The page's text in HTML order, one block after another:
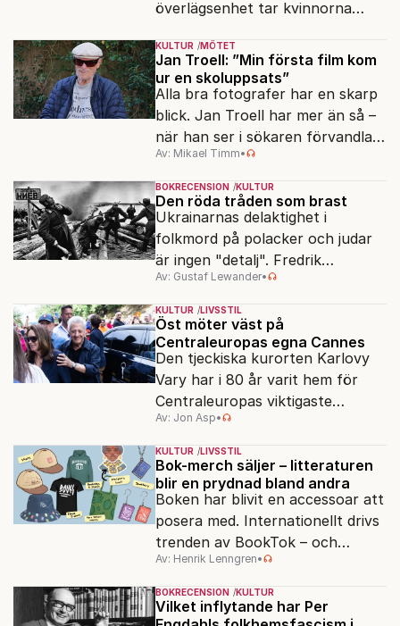
överlägsenhet tar kvinnorna
KULTUR MÖTET
Jan Troell: ”Min första film kom
ur en skoluppsats”
Alla bra fotografer har en skarp
blick. Jan Troell har mer än så –
när han ser i sökaren förvandlas
vardagen till underverk. Fyllda 95
gör han en ny film.
Av: Mikael Timm•
BOKRECENSION KULTUR
Den röda tråden som brast
Ukrainarnas delaktighet i
folkmord på polacker och judar
är ingen "detalj". Fredrik
Segerfeldts iver att skildra den
ryska imperialismen leder till en
förenklad bild av historien.
Av: Gustaf Lewander•
KULTUR LIVSSTIL
Öst möter väst på
Centraleuropas egna Cannes
Den tjeckiska kurorten Karlovy
Vary har i 80 år varit hem för
Centraleuropas viktigaste
filmfestival – en plats där
Hollywoodglans möter
egensinnighet.
Av: Jon Asp•
KULTUR LIVSSTIL
Bok-merch säljer – litteraturen
blir en prydnad bland andra
Boken har blivit en accessoar att
posera med. Internationellt drivs
trenden av BookTok – och
förlagen följer efter.
Av: Henrik Lenngren•
BOKRECENSION KULTUR
Vilket inflytande har Per